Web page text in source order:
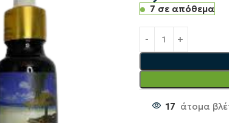
7 σε απόθεμα
17 άτομα